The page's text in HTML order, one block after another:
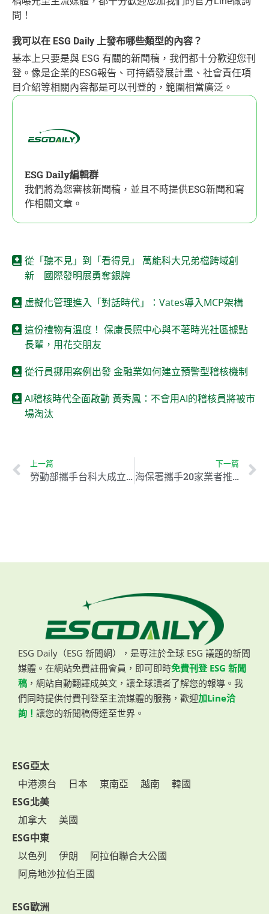
問！
我可以在 ESG Daily 上發布哪些類型的內容？
基本上只要是與 ESG 有關的新聞稿，我們都十分歡迎您刊
登。像是企業的ESG報告、可持續發展計畫、社會責任項
目介紹等相關內容都是可以刊登的，範圍相當廣泛。
ESG Daily編輯群
我們將為您審核新聞稿，並且不時提供ESG新聞和寫
作相關文章。
從「聽不見」到「看得見」 萬能科大兄弟檔跨域創
新 國際發明展勇奪銀牌
虛擬化管理進入「對話時代」：Vates導入MCP架構
這份禮物有溫度！ 保康長照中心與不荖時光社區據點
長輩，用花交朋友
從行員挪用案例出發 金融業如何建立預警型稽核機制
AI稽核時代全面啟動 黃秀鳳：不會用AI的稽核員將被市
場淘汰
上一篇
勞動部攜手台科大成立ESG人才培訓據點 助力企業綠色轉型
下一篇
海保署攜手20家業者推「珊瑚生態永續課程」，促進保育意識
ESG Daily（ESG 新聞網），是專注於全球 ESG 議題的新聞
媒體。在網站免費註冊會員，即可即時免費刊登 ESG 新聞
稿 ，網站自動翻譯成英文，讓全球讀者了解您的報導。我
們同時提供付費刊登至主流媒體的服務，歡迎加Line洽
詢！ 讓您的新聞稿傳達至世界。
ESG亞太
中港澳台
日本 東南亞 越南
韓國
ESG北美
加拿大
美國
ESG中東
以色列
伊朗
阿拉伯聯合大公國
阿烏地沙拉伯王國
ESG歐洲